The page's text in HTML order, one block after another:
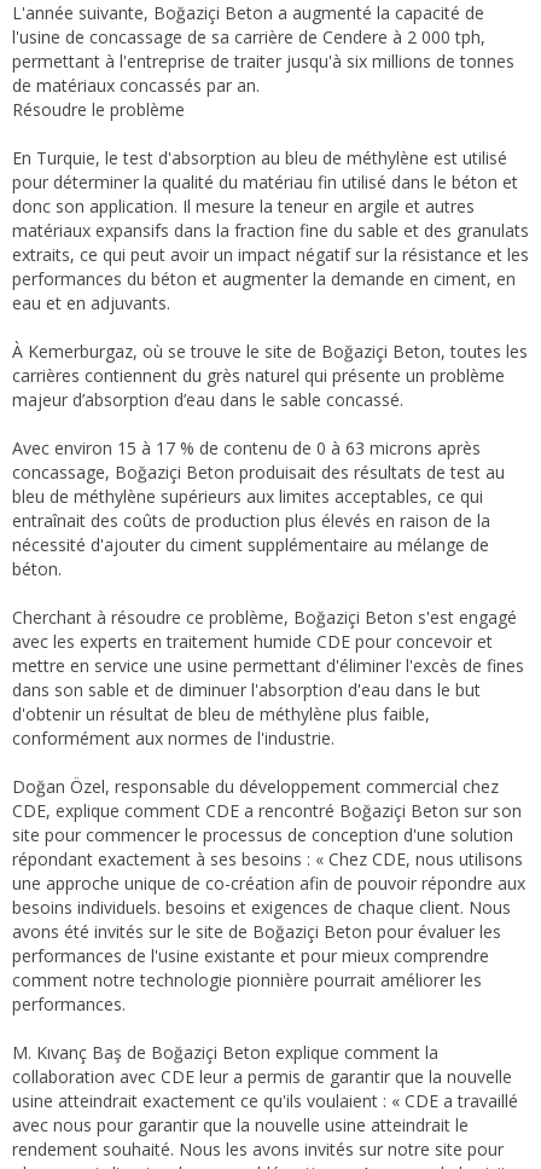
L'année suivante, Boğaziçi Beton a augmenté la capacité de
l'usine de concassage de sa carrière de Cendere à 2 000 tph,
permettant à l'entreprise de traiter jusqu'à six millions de tonnes
de matériaux concassés par an.
Résoudre le problème
En Turquie, le test d'absorption au bleu de méthylène est utilisé
pour déterminer la qualité du matériau fin utilisé dans le béton et
donc son application. Il mesure la teneur en argile et autres
matériaux expansifs dans la fraction fine du sable et des granulats
extraits, ce qui peut avoir un impact négatif sur la résistance et les
performances du béton et augmenter la demande en ciment, en
eau et en adjuvants.
À Kemerburgaz, où se trouve le site de Boğaziçi Beton, toutes les
carrières contiennent du grès naturel qui présente un problème
majeur d’absorption d’eau dans le sable concassé.
Avec environ 15 à 17 % de contenu de 0 à 63 microns après
concassage, Boğaziçi Beton produisait des résultats de test au
bleu de méthylène supérieurs aux limites acceptables, ce qui
entraînait des coûts de production plus élevés en raison de la
nécessité d'ajouter du ciment supplémentaire au mélange de
béton.
Cherchant à résoudre ce problème, Boğaziçi Beton s'est engagé
avec les experts en traitement humide CDE pour concevoir et
mettre en service une usine permettant d'éliminer l'excès de fines
dans son sable et de diminuer l'absorption d'eau dans le but
d'obtenir un résultat de bleu de méthylène plus faible,
conformément aux normes de l'industrie.
Doğan Özel, responsable du développement commercial chez
CDE, explique comment CDE a rencontré Boğaziçi Beton sur son
site pour commencer le processus de conception d'une solution
répondant exactement à ses besoins : « Chez CDE, nous utilisons
une approche unique de co-création afin de pouvoir répondre aux
besoins individuels. besoins et exigences de chaque client. Nous
avons été invités sur le site de Boğaziçi Beton pour évaluer les
performances de l'usine existante et pour mieux comprendre
comment notre technologie pionnière pourrait améliorer les
performances.
M. Kıvanç Baş de Boğaziçi Beton explique comment la
collaboration avec CDE leur a permis de garantir que la nouvelle
usine atteindrait exactement ce qu'ils voulaient : « CDE a travaillé
avec nous pour garantir que la nouvelle usine atteindrait le
rendement souhaité. Nous les avons invités sur notre site pour